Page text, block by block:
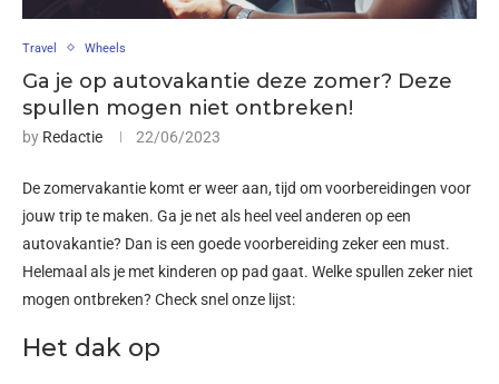
Travel Wheels
Ga je op autovakantie deze zomer? Deze
spullen mogen niet ontbreken!
by Redactie 22/06/2023
De zomervakantie komt er weer aan, tijd om voorbereidingen voor
jouw trip te maken. Ga je net als heel veel anderen op een
autovakantie? Dan is een goede voorbereiding zeker een must.
Helemaal als je met kinderen op pad gaat. Welke spullen zeker niet
mogen ontbreken? Check snel onze lijst:
Het dak op